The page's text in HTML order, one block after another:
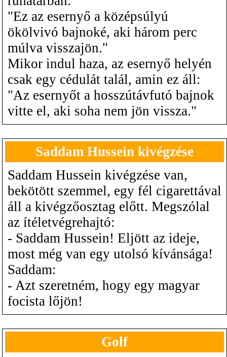
"Ez az esernyő a középsúlyú
ökölvivó bajnoké, aki három perc
múlva visszajön."
Mikor indul haza, az esernyő helyén
csak egy cédulát talál, amin ez áll:
"Az esernyőt a hosszútávfutó bajnok
vitte el, aki soha nem jön vissza."
Saddam Hussein kivégzése
Saddam Hussein kivégzése van,
bekötött szemmel, egy fél cigarettával
áll a kivégzőosztag előtt. Megszólal
az ítéletvégrehajtó:
- Saddam Hussein! Eljött az ideje,
most még van egy utolsó kívánsága!
Saddam:
- Azt szeretném, hogy egy magyar
focista lőjön!
Golf